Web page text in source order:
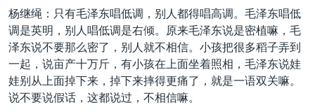
杨继绳：只有毛泽东唱低调，别人都得唱高调。毛泽东唱低
调是英明，别人唱低调是右倾。原来毛泽东说是密植嘛，毛
泽东说不要那么密了，别人就不相信。小孩把很多稻子弄到
一起，说亩产十万斤，有小孩在上面坐着照相，毛泽东说娃
娃别从上面掉下来，掉下来摔得更痛了，就是一语双关嘛。
说不要说假话，这都说过，不相信嘛。